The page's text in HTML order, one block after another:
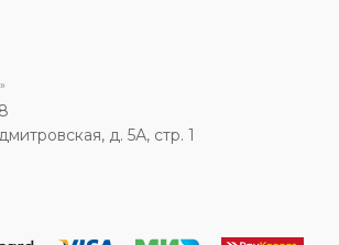
д. 5А, стр. 1